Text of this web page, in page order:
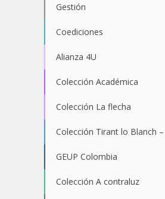
Gestión
Coediciones
Alianza 4U
Colección Académica
Colección La flecha
Colección Tirant lo Blanch
GEUP Colombia
Colección A contraluz